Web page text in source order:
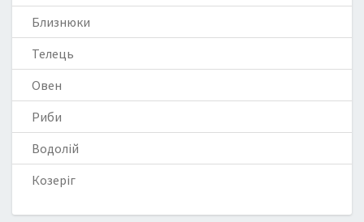
Близнюки
Телець
Овен
Риби
Водолій
Козеріг